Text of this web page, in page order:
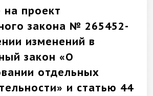
проект
закона № 265452-
изменений в
закон «О
отдельных
и статью 44